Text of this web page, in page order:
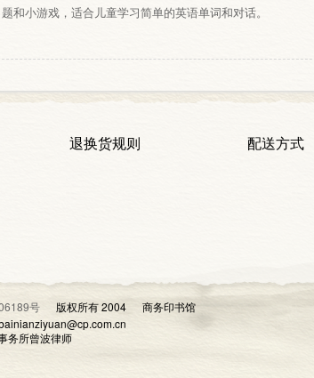
和小游戏，适合儿童学习简单的英语单词和对话。
退换货规则 配送方式
号版权所有 2004 商务印书馆
务所曾波律师